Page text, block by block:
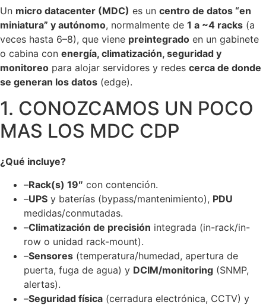
Un micro datacenter (MDC) es un centro de datos “en
miniatura” y autónomo, normalmente de 1 a ~4 racks (a
veces hasta 6–8), que viene preintegrado en un gabinete
o cabina con energía, climatización, seguridad y
monitoreo para alojar servidores y redes cerca de donde
se generan los datos (edge).
1. CONOZCAMOS UN POCO
MAS LOS MDC CDP
¿Qué incluye?
–Rack(s) 19″ con contención.
–UPS y baterías (bypass/mantenimiento), PDU
medidas/conmutadas.
–Climatización de precisión integrada (in-rack/in-
row o unidad rack-mount).
–Sensores (temperatura/humedad, apertura de
puerta, fuga de agua) y DCIM/monitoring (SNMP,
alertas).
–Seguridad física (cerradura electrónica, CCTV) y